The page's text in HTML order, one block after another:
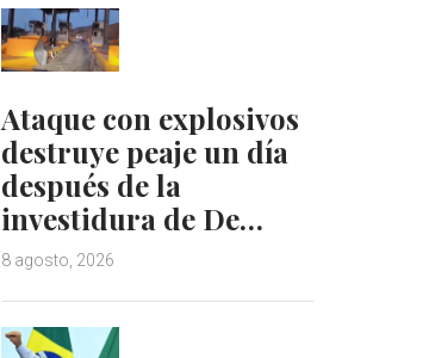
Ataque con explosivos
destruye peaje un día
después de la
investidura de De…
8 agosto, 2026